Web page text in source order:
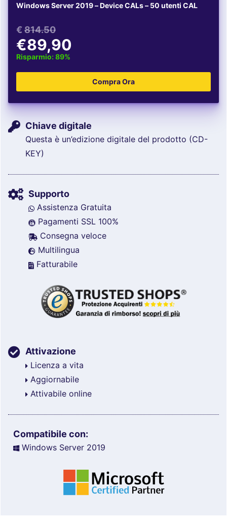
Windows Server 2019 – Device CALs – 50 utenti CAL
€ 814.50
€89,90
Risparmio: 89%
Chiave digitale
Questa è un’edizione digitale del prodotto (CD-
KEY)
Supporto
Assistenza Gratuita
Pagamenti SSL 100%
Consegna veloce
Multilingua
Fatturabile
Attivazione
Licenza a vita
Aggiornabile
Attivabile online
Compatibile con:
Windows Server 2019